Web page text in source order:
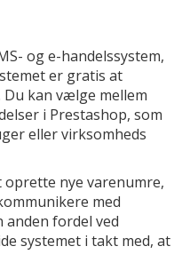
og e-handelssystem,
er gratis at
kan vælge mellem
i Prestashop, som
eller virksomheds
nye varenumre,
med
anden fordel ved
systemet i takt med, at